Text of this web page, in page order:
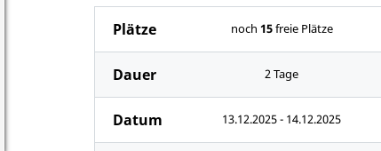
Plätze noch 15freie Plätze
Dauer 2 Tage
Datum 13.12.2025 - 14.12.2025